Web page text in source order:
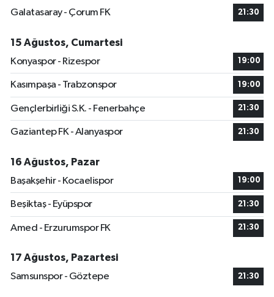
Galatasaray - Çorum FK
21:30
15 Ağustos, Cumartesi
Konyaspor - Rizespor
19:00
Kasımpaşa - Trabzonspor 19:00
Gençlerbirliği S.K. - Fenerbahçe 21:30
Gaziantep FK - Alanyaspor 21:30
16 Ağustos, Pazar
Başakşehir - Kocaelispor
19:00
Beşiktaş - Eyüpspor 21:30
Amed - Erzurumspor FK 21:30
17 Ağustos, Pazartesi
Samsunspor - Göztepe
21:30